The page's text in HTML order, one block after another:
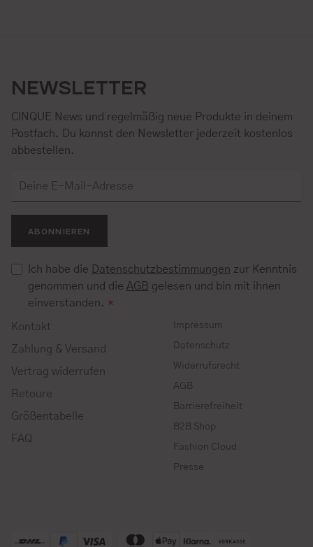
NEWSLETTER
CINQUE News und regelmäßig neue Produkte in deinem
Postfach. Du kannst den Newsletter jederzeit kostenlos
abbestellen.
ABONNIEREN
Ich habe die Datenschutzbestimmungen zur Kenntnis
genommen und die AGB gelesen und bin mit ihnen
einverstanden. *
Kontakt
Zahlung & Versand
Vertrag widerrufen
Retoure
Größentabelle
FAQ
Impressum
Datenschutz
Widerrufsrecht
AGB
Barrierefreiheit
B2B Shop
Fashion Cloud
Presse